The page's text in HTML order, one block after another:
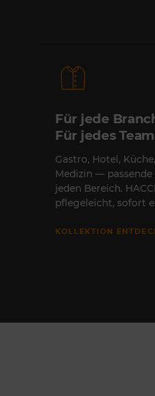
Für jede
Für jedes
Gastro, Hotel,
Medizin —
jeden Bereich.
pflegeleicht, sofort
KOLLEKTION